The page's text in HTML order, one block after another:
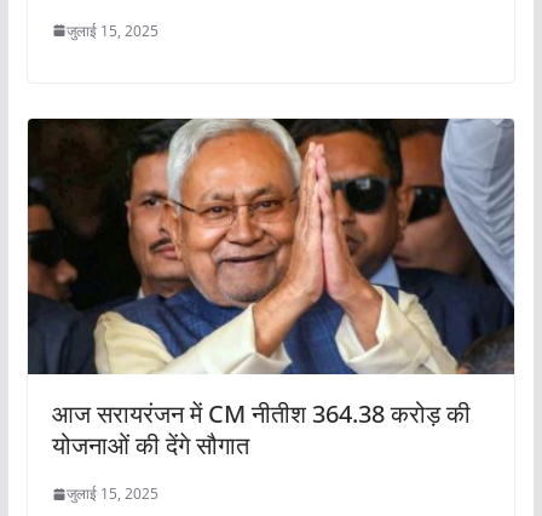
जुलाई 15, 2025
आज सरायरंजन में CM नीतीश 364.38 करोड़ की
योजनाओं की देंगे सौगात
जुलाई 15, 2025